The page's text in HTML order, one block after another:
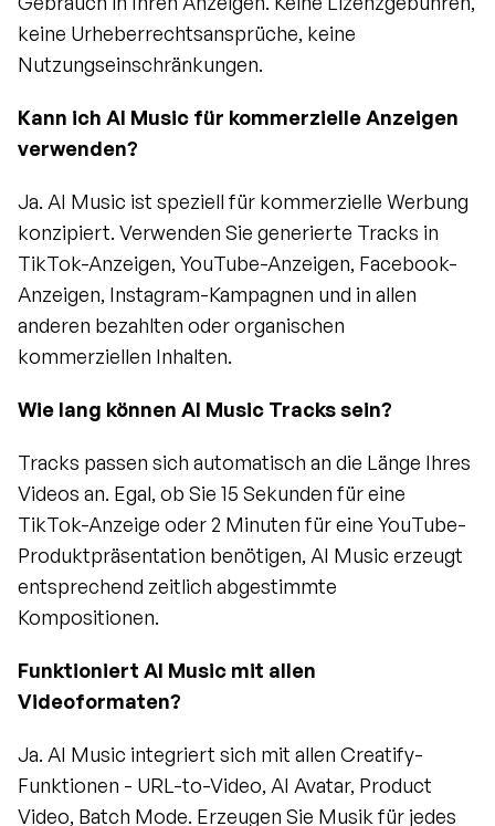
keine Urheberrechtsansprüche, keine
Nutzungseinschränkungen.
Kann ich AI Music für kommerzielle Anzeigen
verwenden?
Ja. AI Music ist speziell für kommerzielle Werbung
konzipiert. Verwenden Sie generierte Tracks in
TikTok-Anzeigen, YouTube-Anzeigen, Facebook-
Anzeigen, Instagram-Kampagnen und in allen
anderen bezahlten oder organischen
kommerziellen Inhalten.
Wie lang können AI Music Tracks sein?
Tracks passen sich automatisch an die Länge Ihres
Videos an. Egal, ob Sie 15 Sekunden für eine
TikTok-Anzeige oder 2 Minuten für eine YouTube-
Produktpräsentation benötigen, AI Music erzeugt
entsprechend zeitlich abgestimmte
Kompositionen.
Funktioniert AI Music mit allen
Videoformaten?
Ja. AI Music integriert sich mit allen Creatify-
Funktionen - URL-to-Video, AI Avatar, Product
Video, Batch Mode. Erzeugen Sie Musik für jedes